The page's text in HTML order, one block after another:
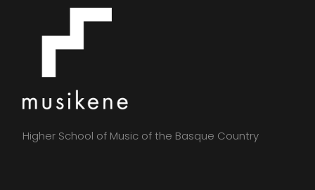
Higher School of Music of the Basque Country